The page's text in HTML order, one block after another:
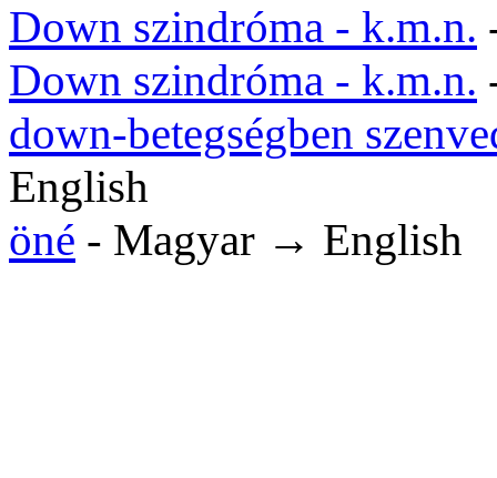
Down szindróma - k.m.n.
Down szindróma - k.m.n.
down-betegségben
English
öné - Magyar → English